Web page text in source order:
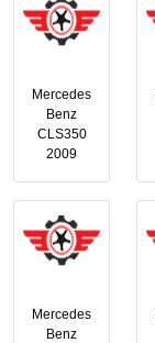
Mercedes
Benz
CLS350
2009
Mercedes
Benz